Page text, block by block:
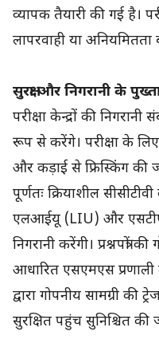
व्यापक तैयारी की गई है।
लापरवाही या अनियमितता
सुरक्षा और निगरानी के
परीक्षा केन्द्रों की
रूप से करेंगे। परीक्षा के
और कड़ाई से फ्रिस्किंग की
पूर्णतः क्रियाशील
एलआईयू (LIU) और
निगरानी करेंगी।
आधारित एसएमएस प्रणाली
द्वारा गोपनीय सामग्री की
सुरक्षित पहुंच सुनिश्चित की